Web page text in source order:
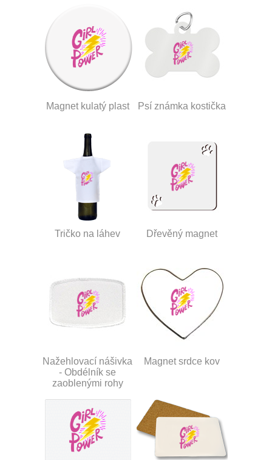
Magnet kulatý plast Psí známka kostička
Tričko na láhev Dřevěný magnet
Nažehlovací nášivka
- Obdélník se
zaoblenými rohy
Magnet srdce kov